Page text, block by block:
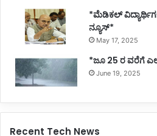
*ಮೆಡಿಕಲ್
ನ್ಯೂಸ್*
May 17, 2025
*ಜೂ 25 ರ ವರೆಗೆ
June 19, 2025
Recent Tech News